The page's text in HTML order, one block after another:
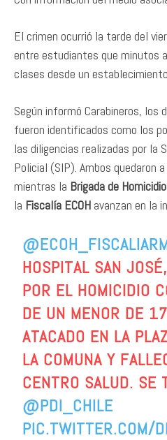
El crimen ocurrió la tarde del
entre estudiantes que minutos
clases desde un
Según informó Carabineros, los
fueron identificados como los
las diligencias realizadas por la
Policial (SIP). Ambos quedaron
mientras la Brigada de
la Fiscalía ECOH avanzan en la
HOSPITAL SAN
POR EL HOMICIDIO
DE UN MENOR DE
ATACADO EN LA
LA COMUNA Y
CENTRO SALUD. SE
@PDI_CHILE
PIC.TWITTER.COM/